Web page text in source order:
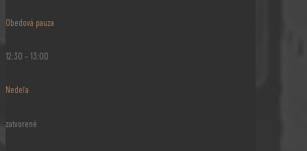
Obedová pauza
12:30 – 13:00
Nedeľa
zatvorené